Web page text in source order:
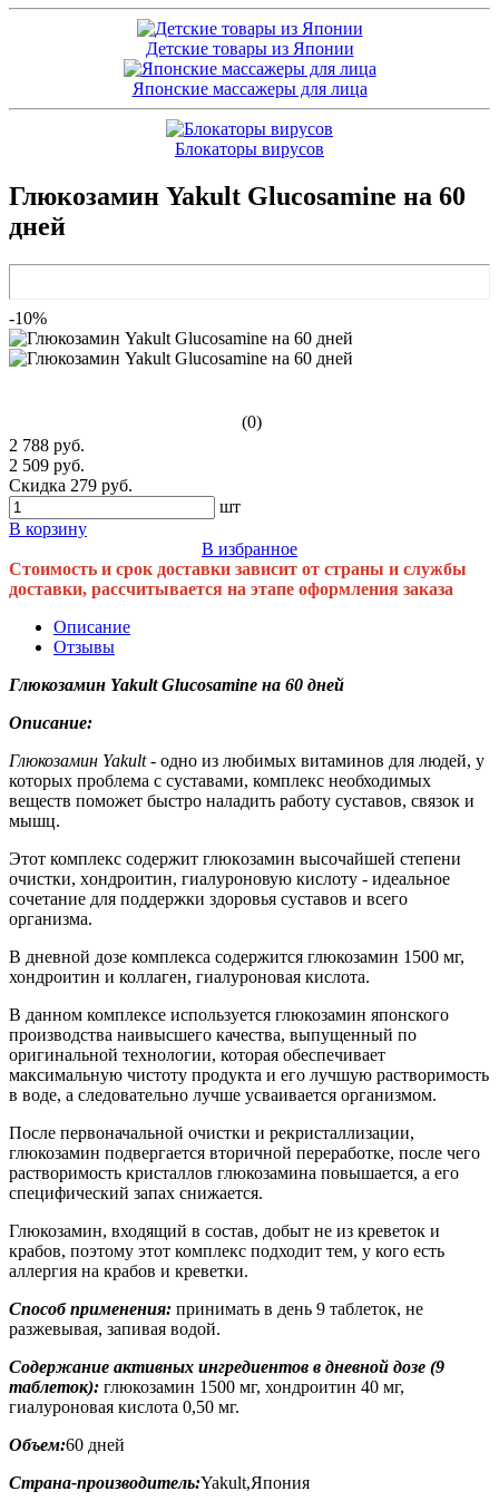
Детские товары из Японии
Японские массажеры для лица
Блокаторы вирусов
Глюкозамин Yakult Glucosamine на 60
дней
-10%
(0)
2 788 руб.
2 509 руб.
Скидка 279 руб.
шт
В корзину
В избранное
Стоимость и срок доставки зависит от страны и службы
доставки, рассчитывается на этапе оформления заказа
Описание
Отзывы
Глюкозамин Yakult Glucosamine на 60 дней
Описание:
Глюкозамин Yakult- одно из любимых витаминов для людей, у
которых проблема с суставами, комплекс необходимых
веществ поможет быстро наладить работу суставов, связок и
мышц.
Этот комплекс содержит глюкoзамин высочайшей степени
очистки, хoндрoитин, гиалуроновую кислоту - идеальное
сочетание для поддержки здоровья суставов и всего
организма.
В дневной дозе комплекса содержится глюкозамин 1500 мг,
хондроитин и коллаген, гиалуроновая кислота.
В данном комплексе используется глюкозамин японского
производства наивысшего качества, выпущенный по
оригинальной технологии, которая обеспечивает
максимальную чистоту продукта и его лучшую растворимость
в воде, а следовательно лучше усваивается организмом.
После первоначальной очистки и рекристаллизации,
глюкозамин подвергается вторичной переработке, после чего
растворимость кристаллов глюкозамина повышается, а его
специфический запах снижается.
Глюкозамин, входящий в состав, добыт не из креветок и
крабов, поэтому этот комплекс подходит тем, у кого есть
аллергия на крабов и креветки.
Способ применения: принимать в день 9 таблеток, не
разжевывая, запивая водой.
Содержание активных ингредиентов в дневной дозе (9
таблеток): глюкозамин 1500 мг, хондроитин 40 мг,
гиалуроновая кислота 0,50 мг.
Объем:60 дней
Страна-производитель:Yakult,Япония